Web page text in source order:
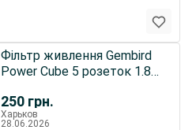
250 грн.
Фільтр живлення Gembird
Power Cube 5 розеток 1.8м
Харьков
28.06.2026